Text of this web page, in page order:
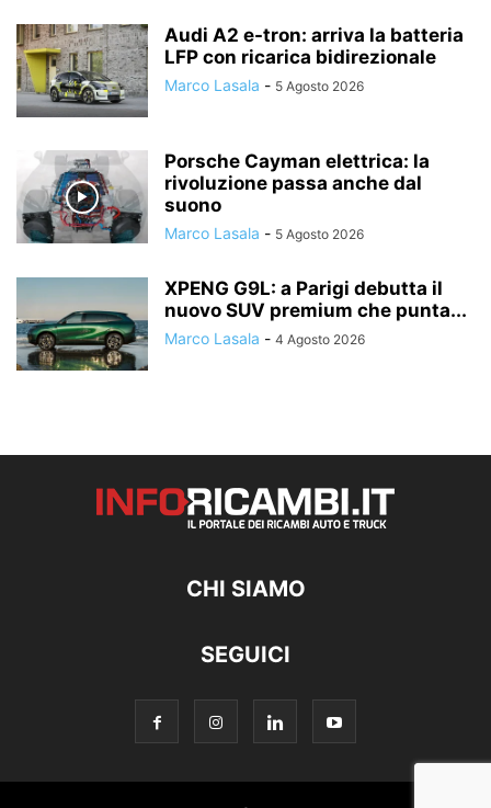
Audi A2 e-tron: arriva la batteria
LFP con ricarica bidirezionale
Marco Lasala - 5 Agosto 2026
Porsche Cayman elettrica: la
rivoluzione passa anche dal
suono
Marco Lasala - 5 Agosto 2026
XPENG G9L: a Parigi debutta il
nuovo SUV premium che punta...
Marco Lasala - 4 Agosto 2026
CHI SIAMO
SEGUICI